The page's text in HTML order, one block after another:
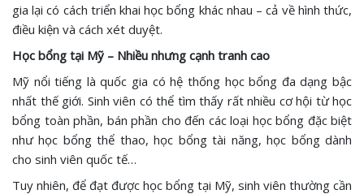
gia lại có cách triển khai học bổng khác nhau – cả về hình thức,
điều kiện và cách xét duyệt.
Học bổng tại Mỹ – Nhiều nhưng cạnh tranh cao
Mỹ nổi tiếng là quốc gia có hệ thống học bổng đa dạng bậc
nhất thế giới. Sinh viên có thể tìm thấy rất nhiều cơ hội từ học
bổng toàn phần, bán phần cho đến các loại học bổng đặc biệt
như học bổng thể thao, học bổng tài năng, học bổng dành
cho sinh viên quốc tế…
Tuy nhiên, để đạt được học bổng tại Mỹ, sinh viên thường cần